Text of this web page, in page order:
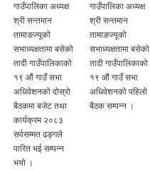
गाउँपालिका अध्यक्ष
श्री सन्तमान
तामाङज्यूको
सभाध्यक्षतामा बसेको
तादी गाउँपालिकाको
१९ औं गाउँ सभा
अधिवेशनको दोस्रो
बैठकमा बजेट तथा
कार्यक्रम २०८३
सर्वसम्मत ढङ्गले
पारित भई सम्पन्न
भयो ।
गाउँपालिका अध्यक्ष
श्री सन्तमान
तामाङज्यूको
सभाध्यक्षतामा बसेको
तादी गाउँपालिकाको
१९ औं गाउँ सभा
अधिवेशनको पहिलो
बैठक सम्पन्न ।